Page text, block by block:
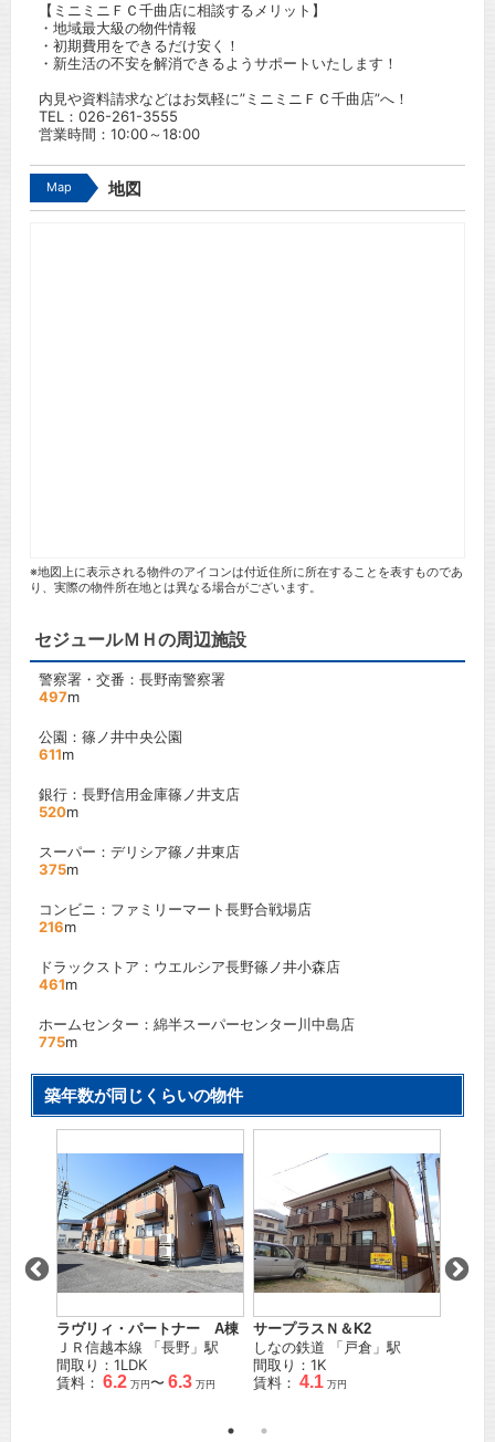
【ミニミニＦＣ千曲店に相談するメリット】
・地域最大級の物件情報
・初期費用をできるだけ安く！
・新生活の不安を解消できるようサポートいたします！
内見や資料請求などはお気軽に”ミニミニＦＣ千曲店”へ！
TEL： 026-261-3555
営業時間：10:00～18:00
Map 地図
※地図上に表示される物件のアイコンは付近住所に所在することを表すものであ
り、実際の物件所在地とは異なる場合がございます。
セジュールＭＨの周辺施設
警察署・交番：長野南警察署
497m
公園：篠ノ井中央公園
611m
銀行：長野信用金庫篠ノ井支店
520m
スーパー：デリシア篠ノ井東店
375m
コンビニ：ファミリーマート長野合戦場店
216m
ドラックストア：ウエルシア長野篠ノ井小森店
461m
ホームセンター：綿半スーパーセンター川中島店
775m
築年数が同じくらいの物件
ラヴリィ・パートナー A棟
ＪＲ信越本線 「長野 」駅
間取り：1LDK
賃料： 6.2 万円〜 6.3 万円
サープラスＮ＆K2
しなの鉄道 「戸倉 」駅
間取り：1K
賃料： 4.1 万円